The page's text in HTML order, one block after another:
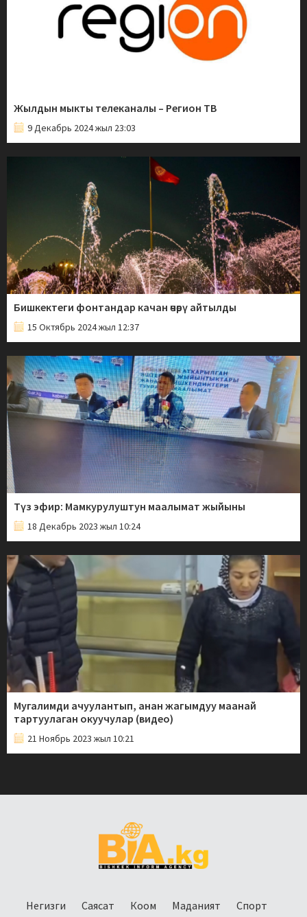
Жылдын мыкты телеканалы – Регион ТВ
9 Декабрь 2024 жыл 23:03
Бишкектеги фонтандар качан өчөрү айтылды
15 Октябрь 2024 жыл 12:37
Түз эфир: Мамкурулуштун маалымат жыйыны
18 Декабрь 2023 жыл 10:24
Мугалимди ачуулантып, анан жагымдуу маанай
тартуулаган окуучулар (видео)
21 Ноябрь 2023 жыл 10:21
Негизги Саясат Коом Маданият Спорт